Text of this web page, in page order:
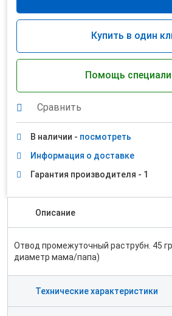
Купить в один
Помощь
Сравнить
В наличии - посмотреть
Информация о доставке
Гарантия производителя - 1
Описание
Отвод промежуточный раструбн. 45
диаметр мама/папа)
Технические характеристики